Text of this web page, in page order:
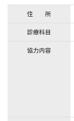
住 所
診療科目
協力内容